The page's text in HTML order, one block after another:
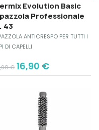
Evolution Basic
Professionale
43
ANTICRESPO PER TUTTI I
DI CAPELLI
€ 16,90 €